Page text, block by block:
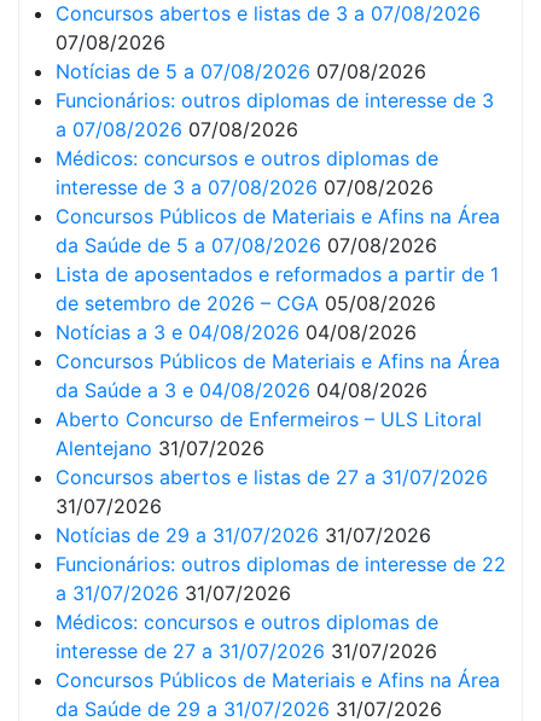
Concursos abertos e listas de 3 a 07/08/2026
07/08/2026
Notícias de 5 a 07/08/2026 07/08/2026
Funcionários: outros diplomas de interesse de 3
a 07/08/2026 07/08/2026
Médicos: concursos e outros diplomas de
interesse de 3 a 07/08/2026 07/08/2026
Concursos Públicos de Materiais e Afins na Área
da Saúde de 5 a 07/08/2026 07/08/2026
Lista de aposentados e reformados a partir de 1
de setembro de 2026 – CGA 05/08/2026
Notícias a 3 e 04/08/2026 04/08/2026
Concursos Públicos de Materiais e Afins na Área
da Saúde a 3 e 04/08/2026 04/08/2026
Aberto Concurso de Enfermeiros – ULS Litoral
Alentejano 31/07/2026
Concursos abertos e listas de 27 a 31/07/2026
31/07/2026
Notícias de 29 a 31/07/2026 31/07/2026
Funcionários: outros diplomas de interesse de 22
a 31/07/2026 31/07/2026
Médicos: concursos e outros diplomas de
interesse de 27 a 31/07/2026 31/07/2026
Concursos Públicos de Materiais e Afins na Área
da Saúde de 29 a 31/07/2026 31/07/2026